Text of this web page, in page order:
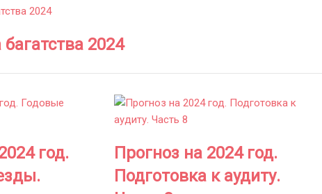
багатства 2024
год.
Прогноз на 2024 год.
Подготовка к аудиту.